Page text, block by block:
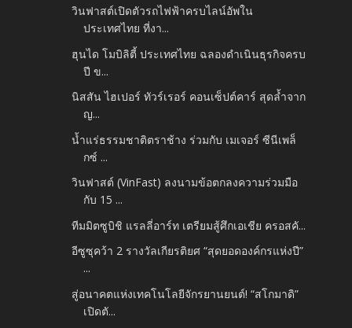
วินฟาสต์เปิดตัวรถไฟฟ้าครบไลน์อัพใน
ประเทศไทย ที่งา...
ฮุนได โมบิลิตี้ ประเทศไทย ฉลองดำเนินธุรกิจครบ
ปี ข...
นิสสัน ไฮเปอร์ ทัวร์เรอร์ คอนเซ็ปต์คาร์ สุดล้ำจาก
ญ...
น้ำแร่ธรรมชาติตราช้าง ร่วมกับ เมเจอร์ ซีนีเพล็
กซ์ ...
วินฟาสต์ (VinFast) ลงนามข้อตกลงความร่วมมือ
กับ 15 ...
ทีมมิตซูบิชิ แรลลี่อาร์ท เตรียมสู้ศึกเอเชีย ครอสคั...
อีซูซุคว้า 2 รางวัลเกียรติยศ “สุดยอดองค์กรแห่งปี”
...
สู่อนาคตแห่งเทคโนโลยีจักรยานยนต์! “สโกมาดิ”
เปิดตั...